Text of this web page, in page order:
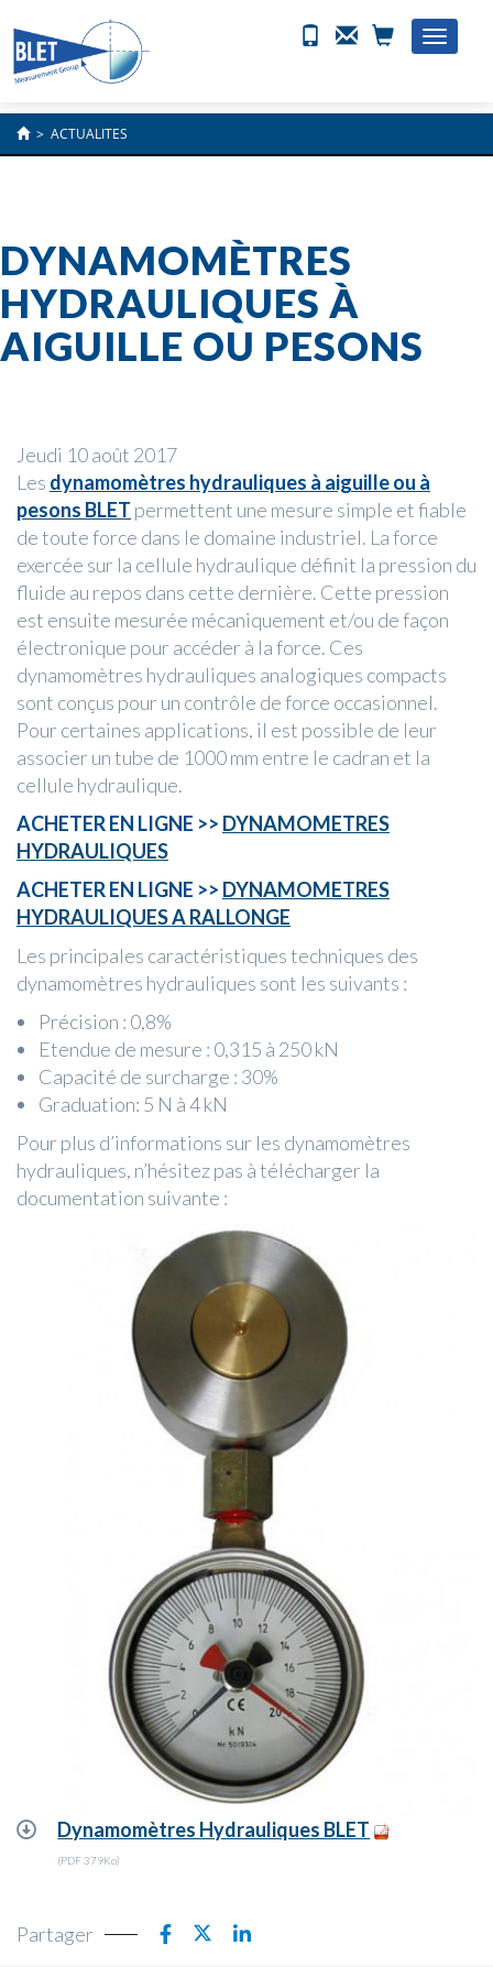
Toggle
> ACTUALITES
DYNAMOMÈTRES
HYDRAULIQUES À
AIGUILLE OU PESONS
Jeudi 10 août 2017
Les dynamomètres hydrauliques à aiguille ou à
pesons BLET permettent une mesure simple et fiable
de toute force dans le domaine industriel. La force
exercée sur la cellule hydraulique définit la pression du
fluide au repos dans cette dernière. Cette pression
est ensuite mesurée mécaniquement et/ou de façon
électronique pour accéder à la force. Ces
dynamomètres hydrauliques analogiques compacts
sont conçus pour un contrôle de force occasionnel.
Pour certaines applications, il est possible de leur
associer un tube de 1000 mm entre le cadran et la
cellule hydraulique.
ACHETER EN LIGNE >> DYNAMOMETRES
HYDRAULIQUES
ACHETER EN LIGNE >> DYNAMOMETRES
HYDRAULIQUES A RALLONGE
Les principales caractéristiques techniques des
dynamomètres hydrauliques sont les suivants :
Précision : 0,8%
Etendue de mesure : 0,315 à 250 kN
Capacité de surcharge : 30%
Graduation: 5 N à 4 kN
Pour plus d’informations sur les dynamomètres
hydrauliques, n’hésitez pas à télécharger la
documentation suivante :
Dynamomètres Hydrauliques BLET
(PDF 379Ko)
Partager